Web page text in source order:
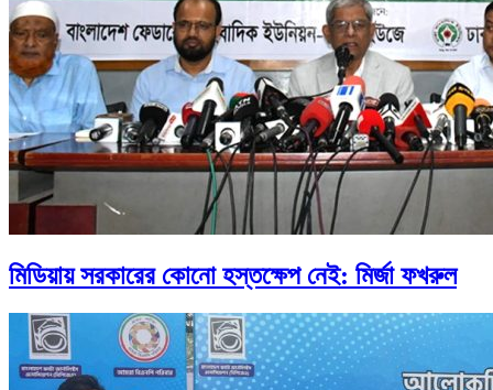
মিডিয়ায় সরকারের কোনো হস্তক্ষেপ নেই: মির্জা ফখরুল